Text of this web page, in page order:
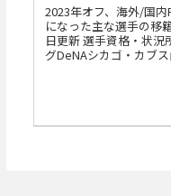
2023年オフ、海外/国
になった主な選手の移
日更新 選手資格・状
グDeNAシカゴ・カブ